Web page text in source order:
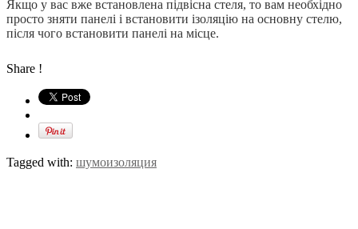
Якщо у вас вже встановлена підвісна стеля, то вам необхідно
просто зняти панелі і встановити ізоляцію на основну стелю,
після чого встановити панелі на місце.
Share !
Tagged with: шумоизоляция